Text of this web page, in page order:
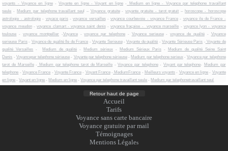
voyants - Voyance en ligne-Voyante en ligne - Voyant en ligne-
Medium en ligne - Voyance par telephone travaillant
seule - Medium par telephone travaillant seu l – Voyance gratuite-voyante gratuite - tarot gratuit – horoscope - horoscope
astrologie - astrologie- voyace paris-voyance versailles-voyance courbevoie - voyance France - voyance ile de France -
voyance meudon-voyance clamart - voyance saint denis-voyance fraçaise - voyance marseille - voyance lyon - voyance
toulouse -voyance montpellier-Voyance-voyance par telephone - Voyance serieuse-voyance de qualité- Voyance
serieuse Paris- Voyance de qualité Ile de France -Voyante Serieuse-Voyante de qualité -Voyante Sérieuse Paris - Voyante de
qualité Versailles - Medium de qualité - Medium sérieux - Medium Sérieux Paris-
Medium de qualité Seine Saint
Denis - Voyancepar telephone sérieuse - Voyante par telephone sérieuse - Medium par telephone serieux-Voyance par telephone
tarot de Marseille- Medium par telephone tarot de Marseille -Voyance par telephone-Voyant par telephone-
Medium par
telephone - Voyance France - Voyante France - Voyant France- MediumFrance - Meilleurs voyants - Voyance en ligne - Voyante
en ligne -Voyant en ligne - Medium en ligne -Voyance par telephone travaillant seule - Medium par telephonetravaillant seul
Retour haut de page
Accueil
Tarifs
Voyance sans carte bancaire
Voyance gratuite par mail
Témoignages
Mentions Légales